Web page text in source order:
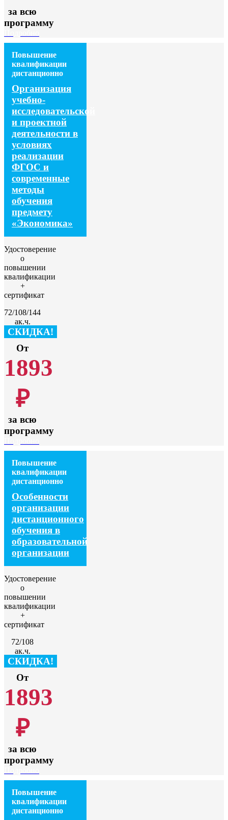
за всю
программу
Повышение
квалификации
дистанционно
Организация
учебно-
исследовательской
и проектной
деятельности в
условиях
реализации
ФГОС и
современные
методы
обучения
предмету
«Экономика»
Удостоверение
о
повышении
квалификации
+
сертификат
72/108/144
ак.ч.
СКИДКА!
От
1893
₽
за всю
программу
Повышение
квалификации
дистанционно
Особенности
организации
дистанционного
обучения в
образовательной
организации
Удостоверение
о
повышении
квалификации
+
сертификат
72/108
ак.ч.
СКИДКА!
От
1893
₽
за всю
программу
Повышение
квалификации
дистанционно